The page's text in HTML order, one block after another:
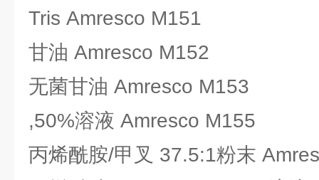
Tris Amresco M151
甘油 Amresco M152
无菌甘油 Amresco M153
,50%溶液 Amresco M155
丙烯酰胺/甲叉 37.5:1粉末